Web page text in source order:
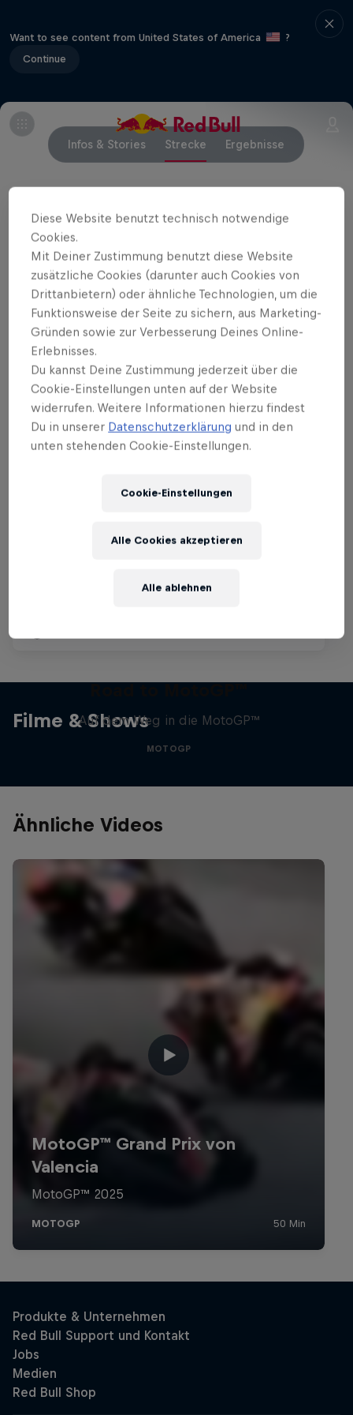
Want to see content from United States of America
?
Continue
Infos & Stories Strecke Ergebnisse
Related Events
MotoGP™ Großer Preis von
9 August 2026
Filme & Shows
Auf dem Weg in die MotoGP™
MOTOGP
Ähnliche Videos
Diese Website benutzt technisch notwendige
Cookies.
Mit Deiner Zustimmung benutzt diese Website
zusätzliche Cookies (darunter auch Cookies von
Drittanbietern) oder ähnliche Technologien, um die
Funktionsweise der Seite zu sichern, aus Marketing-
Gründen sowie zur Verbesserung Deines Online-
Erlebnisses.
Du kannst Deine Zustimmung jederzeit über die
Cookie-Einstellungen unten auf der Website
widerrufen. Weitere Informationen hierzu findest
Du in unserer Datenschutzerklärung und in den
unten stehenden Cookie-Einstellungen.
Cookie-Einstellungen
Alle ablehnen
Alle Cookies akzeptieren